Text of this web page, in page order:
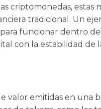
criptomonedas,
tradicional. Un
funcionar dentro
con la estabilidad de
valor emitidas en